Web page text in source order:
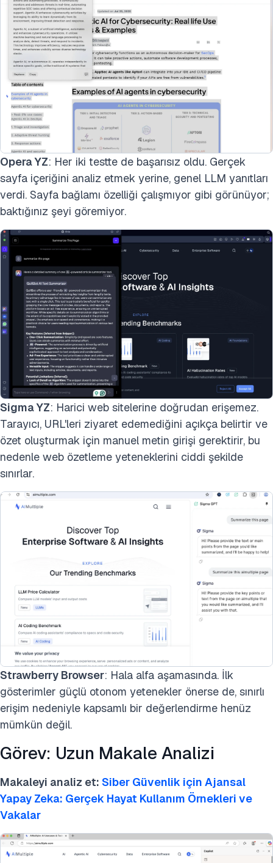
Opera YZ: Her iki testte de başarısız oldu. Gerçek
sayfa içeriğini analiz etmek yerine, genel LLM yanıtları
verdi. Sayfa bağlamı özelliği çalışmıyor gibi görünüyor;
baktığınız şeyi göremiyor.
Sigma YZ: Harici web sitelerine doğrudan erişemez.
Tarayıcı, URL'leri ziyaret edemediğini açıkça belirtir ve
özet oluşturmak için manuel metin girişi gerektirir, bu
nedenle web özetleme yeteneklerini ciddi şekilde
sınırlar.
Strawberry Browser: Hala alfa aşamasında. İlk
gösterimler güçlü otonom yetenekler önerse de, sınırlı
erişim nedeniyle kapsamlı bir değerlendirme henüz
mümkün değil.
Görev: Uzun Makale Analizi
Makaleyi analiz et: Siber Güvenlik için Ajansal
Yapay Zeka: Gerçek Hayat Kullanım Örnekleri ve
Vakalar